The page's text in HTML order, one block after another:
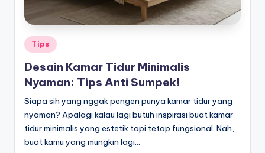
Posted
in
Tips
Desain Kamar Tidur Minimalis
Nyaman: Tips Anti Sumpek!
Siapa sih yang nggak pengen punya kamar tidur yang
nyaman? Apalagi kalau lagi butuh inspirasi buat kamar
tidur minimalis yang estetik tapi tetap fungsional. Nah,
buat kamu yang mungkin lagi…